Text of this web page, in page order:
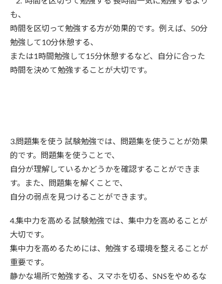
も、
時間を区切って勉強する方が効果的です。例えば、50分
勉強して10分休憩する、
または1時間勉強して15分休憩するなど、自分に合った
時間を決めて勉強することが大切です。
3.問題集を使う 試験勉強では、問題集を使うことが効果
的です。問題集を使うことで、
自分が理解しているかどうかを確認することができま
す。また、問題集を解くことで、
自分の弱点を見つけることができます。
4.集中力を高める 試験勉強では、集中力を高めることが
大切です。
集中力を高めるためには、勉強する環境を整えることが
重要です。
静かな場所で勉強する、スマホを切る、SNSをやめるな